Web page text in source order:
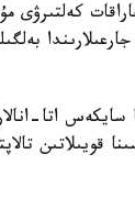
كەلتىرۋى
اتا-
قويىلاتىن